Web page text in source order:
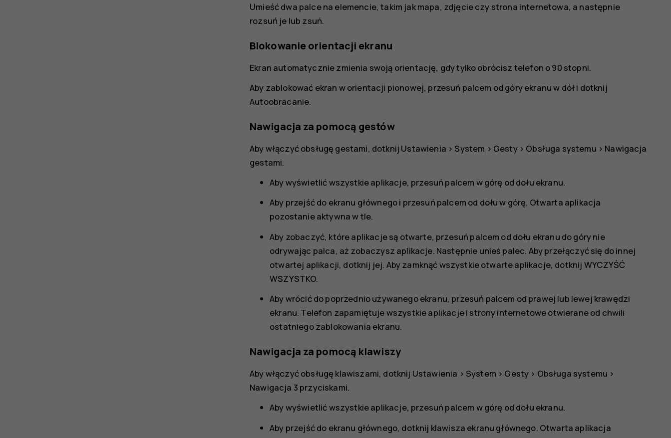
Umieść dwa palce na elemencie, takim jak mapa, zdjęcie czy strona internetowa, a następnie
rozsuń je lub zsuń.
Blokowanie orientacji ekranu
Ekran automatycznie zmienia swoją orientację, gdy tylko obrócisz telefon o 90 stopni.
Aby zablokować ekran w orientacji pionowej, przesuń palcem od góry ekranu w dół i dotknij
Autoobracanie.
Nawigacja za pomocą gestów
Aby włączyć obsługę gestami, dotknij Ustawienia > System > Gesty> Obsługa systemu > Nawigacja
gestami.
Aby wyświetlić wszystkie aplikacje, przesuń palcem w górę od dołu ekranu.
Aby przejść do ekranu głównego i przesuń palcem od dołu w górę. Otwarta aplikacja
pozostanie aktywna w tle.
Aby zobaczyć, które aplikacje są otwarte, przesuń palcem od dołu ekranu do góry nie
odrywając palca, aż zobaczysz aplikacje. Następnie unieś palec. Aby przełączyć się do innej
otwartej aplikacji, dotknij jej. Aby zamknąć wszystkie otwarte aplikacje, dotknij WYCZYŚĆ
WSZYSTKO.
Aby wrócić do poprzednio używanego ekranu, przesuń palcem od prawej lub lewej krawędzi
ekranu. Telefon zapamiętuje wszystkie aplikacje i strony internetowe otwierane od chwili
ostatniego zablokowania ekranu.
Nawigacja za pomocą klawiszy
Aby włączyć obsługę klawiszami, dotknij Ustawienia > System > Gesty > Obsługa systemu >
Nawigacja 3 przyciskami.
Aby wyświetlić wszystkie aplikacje, przesuń palcem w górę od dołu ekranu.
Aby przejść do ekranu głównego, dotknij klawisza ekranu głównego. Otwarta aplikacja